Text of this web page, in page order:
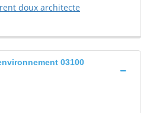
doux architecte
03100